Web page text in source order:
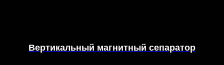
Вертикальный магнитный сепаратор